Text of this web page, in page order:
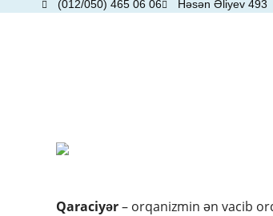
(012/050) 465 06 06 Həsən Əliyev 493
Qaraciyər– orqanizmin ən vacib